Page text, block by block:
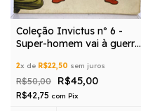
Coleção Invictus nº 6 -
Super-homem vai à guerra
2x de R$22,50 sem juros
R$50,00 R$45,00
R$42,75 com Pix